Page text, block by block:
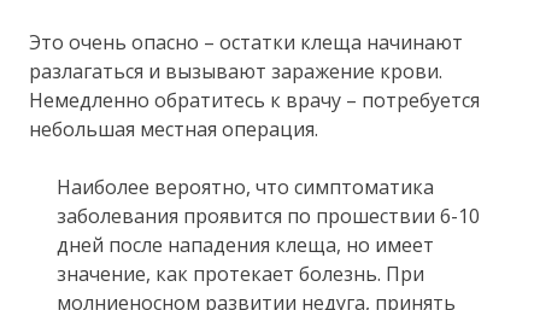
Это очень опасно – остатки клеща начинают
разлагаться и вызывают заражение крови.
Немедленно обратитесь к врачу – потребуется
небольшая местная операция.
Наиболее вероятно, что симптоматика
заболевания проявится по прошествии 6-10
дней после нападения клеща, но имеет
значение, как протекает болезнь. При
молниеносном развитии недуга, принять